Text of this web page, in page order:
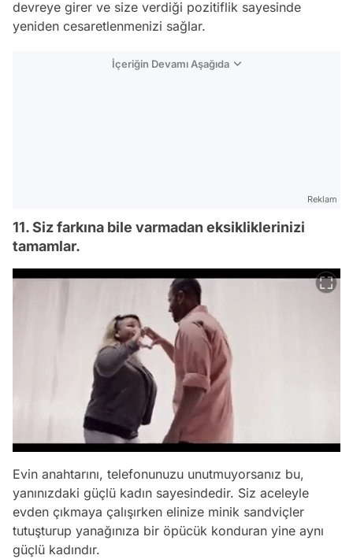
devreye girer ve size verdiği pozitiflik sayesinde
yeniden cesaretlenmenizi sağlar.
İçeriğin Devamı Aşağıda
Reklam
11. Siz farkına bile varmadan eksikliklerinizi
tamamlar.
Evin anahtarını, telefonunuzu unutmuyorsanız bu,
yanınızdaki güçlü kadın sayesindedir. Siz aceleyle
evden çıkmaya çalışırken elinize minik sandviçler
tutuşturup yanağınıza bir öpücük konduran yine aynı
güçlü kadındır.